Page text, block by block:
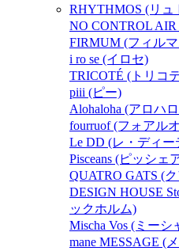
RHYTHMOS (リュ
NO CONTROL
FIRMUM (フィル
i ro se (イロセ)
TRICOTÉ (トリコ
piii (ピー)
Alohaloha (アロハ
fourruof (フォアル
Le DD (レ・ディー
Pisceans (ピッシェ
QUATRO GATS (
DESIGN HOUSE
ックホルム)
Mischa Vos (ミーシ
mane MESSAGE (